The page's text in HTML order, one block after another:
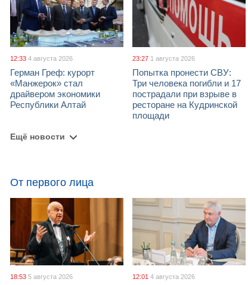
12:33 4 августа 2026
Герман Греф: курорт
«Манжерок» стал
драйвером экономики
Республики Алтай
23:27 1 августа 2026
Попытка пронести СВУ:
Три человека погибли и 17
пострадали при взрыве в
ресторане на Кудринской
площади
Ещё новости
От первого лица
18:53 5 августа 2026 12:01 4 августа 2026